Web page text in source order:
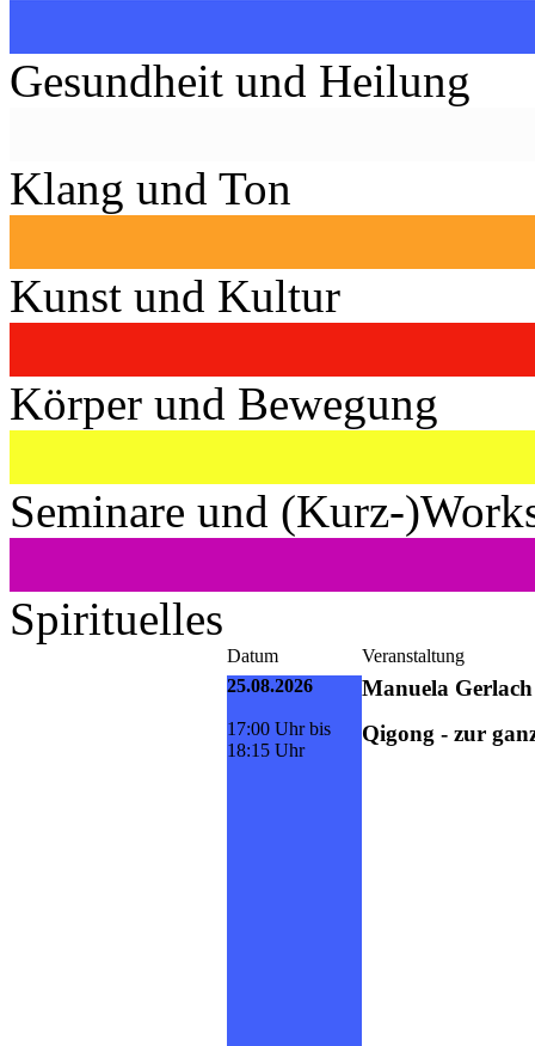
Gesundheit und Heilung
Klang und Ton
Kunst und Kultur
Körper und Bewegung
Seminare und (Kurz-
Spirituelles
Datum
Veranstaltung
25.08.2026
17:00 Uhr bis
18:15 Uhr
Manuela Gerlach
Qigong - zur